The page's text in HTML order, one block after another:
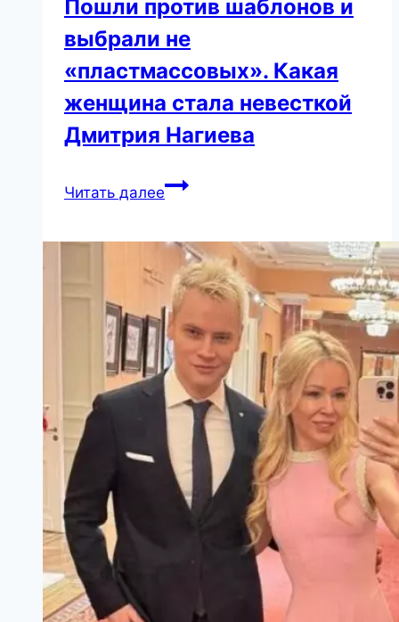
Пошли против шаблонов и
выбрали не
«пластмассовых». Какая
женщина стала невесткой
Дмитрия Нагиева
Читать далееПошли
выбрали
не
«пластмассовых».
Какая
женщина
стала
невесткой
Дмитрия
Нагиева